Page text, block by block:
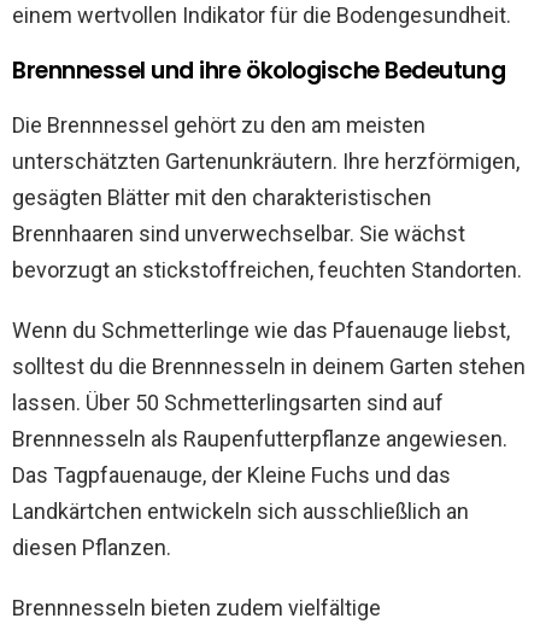
einem wertvollen Indikator für die Bodengesundheit.
Brennnessel und ihre ökologische Bedeutung
Die Brennnessel gehört zu den am meisten
unterschätzten Gartenunkräutern. Ihre herzförmigen,
gesägten Blätter mit den charakteristischen
Brennhaaren sind unverwechselbar. Sie wächst
bevorzugt an stickstoffreichen, feuchten Standorten.
Wenn du Schmetterlinge wie das Pfauenauge liebst,
solltest du die Brennnesseln in deinem Garten stehen
lassen. Über 50 Schmetterlingsarten sind auf
Brennnesseln als Raupenfutterpflanze angewiesen.
Das Tagpfauenauge, der Kleine Fuchs und das
Landkärtchen entwickeln sich ausschließlich an
diesen Pflanzen.
Brennnesseln bieten zudem vielfältige